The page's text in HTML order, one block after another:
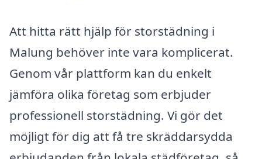
Att hitta rätt hjälp för storstädning i
Malung behöver inte vara komplicerat.
Genom vår plattform kan du enkelt
jämföra olika företag som erbjuder
professionell storstädning. Vi gör det
möjligt för dig att få tre skräddarsydda